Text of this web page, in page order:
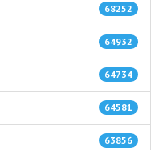
68252
64932
64734
64581
63856